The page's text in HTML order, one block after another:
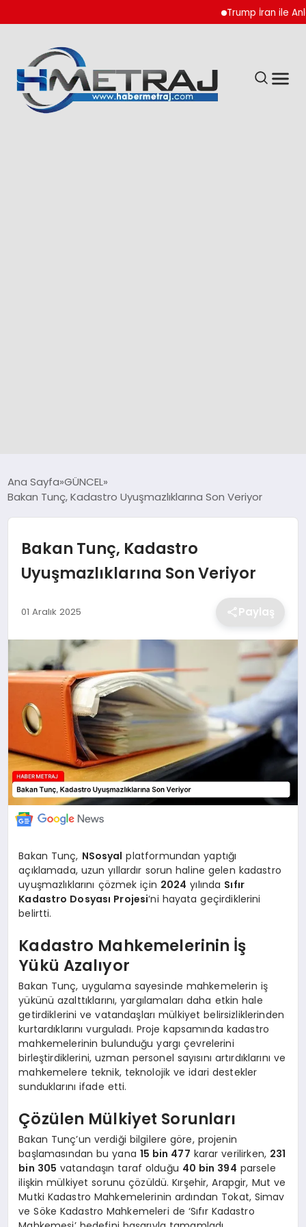
Trump İran ile
DÜNYA
EKONOMİ
MAGAZİN
TEKNOLOJİ
SAĞLIK
EĞİTİM
Ana Sayfa GÜNCEL
Bakan Tunç, Kadastro Uyuşmazlıklarına Son Veriyor
Bakan Tunç, Kadastro
Uyuşmazlıklarına Son Veriyor
01 Aralık 2025 Paylaş
Bakan Tunç, NSosyal platformundan yaptığı
açıklamada, uzun yıllardır sorun haline gelen kadastro
uyuşmazlıklarını çözmek için 2024 yılında Sıfır
Kadastro Dosyası Projesi‘ni hayata geçirdiklerini
belirtti.
Kadastro Mahkemelerinin İş
Yükü Azalıyor
Bakan Tunç, uygulama sayesinde mahkemelerin iş
yükünü azalttıklarını, yargılamaları daha etkin hale
getirdiklerini ve vatandaşları mülkiyet belirsizliklerinden
kurtardıklarını vurguladı. Proje kapsamında kadastro
mahkemelerinin bulunduğu yargı çevrelerini
birleştirdiklerini, uzman personel sayısını artırdıklarını ve
mahkemelere teknik, teknolojik ve idari destekler
sunduklarını ifade etti.
Çözülen Mülkiyet Sorunları
Bakan Tunç’un verdiği bilgilere göre, projenin
başlamasından bu yana 15 bin 477 karar verilirken, 231
bin 305 vatandaşın taraf olduğu 40 bin 394 parsele
ilişkin mülkiyet sorunu çözüldü. Kırşehir, Arapgir, Mut ve
Mutki Kadastro Mahkemelerinin ardından Tokat, Simav
ve Söke Kadastro Mahkemeleri de ‘Sıfır Kadastro